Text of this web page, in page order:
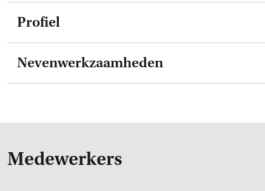
Profiel
Nevenwerkzaamheden
Medewerkers